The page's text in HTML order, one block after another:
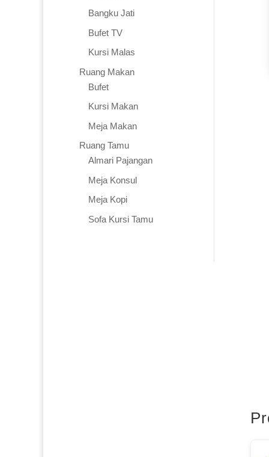
Bangku Jati
Bufet TV
Kursi Malas
Ruang Makan
Bufet
Kursi Makan
Meja Makan
Ruang Tamu
Almari Pajangan
Meja Konsul
Meja Kopi
Sofa Kursi Tamu